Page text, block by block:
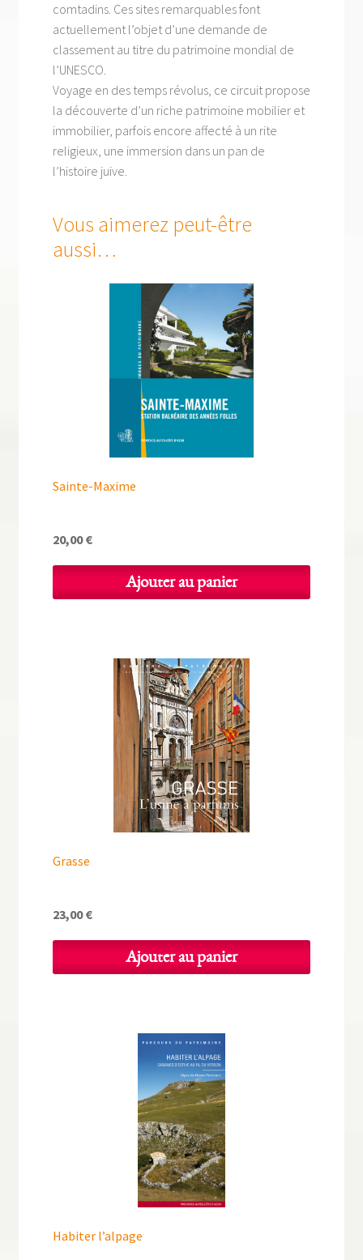
comtadins. Ces sites remarquables font
actuellement l’objet d’une demande de
classement au titre du patrimoine mondial de
l’UNESCO.
Voyage en des temps révolus, ce circuit propose
la découverte d’un riche patrimoine mobilier et
immobilier, parfois encore affecté à un rite
religieux, une immersion dans un pan de
l’histoire juive.
Vous aimerez peut-être
aussi…
Sainte-Maxime
20,00€
Ajouter au panier
Grasse
23,00€
Ajouter au panier
Habiter l’alpage